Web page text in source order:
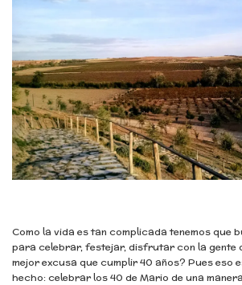
Como la vida es tan complicada tenemos que
para celebrar, festejar, disfrutar con la gente
mejor excusa que cumplir 40 años? Pues eso
hecho: celebrar los 40 de Mario de una